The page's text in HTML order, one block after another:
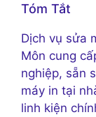
Tóm Tắt
Dịch vụ sửa
Môn cung
nghiệp, sẵn
máy in tại
linh kiện